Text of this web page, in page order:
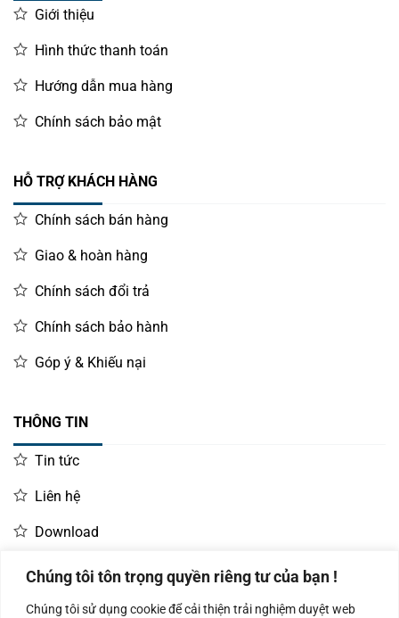
Chúng tôi tôn trọng quyền riêng tư của bạn !
Chúng tôi sử dụng cookie để cải thiện trải nghiệm duyệt web
Giới thiệu
Hình thức thanh toán
Hướng dẫn mua hàng
Chính sách bảo mật
HỖ TRỢ KHÁCH HÀNG
Chính sách bán hàng
Giao & hoàn hàng
Chính sách đổi trả
Chính sách bảo hành
Góp ý & Khiếu nại
THÔNG TIN
Tin tức
Liên hệ
Download
LIÊN HỆ MUA HÀNG